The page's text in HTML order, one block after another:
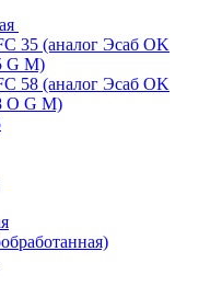
35 (аналог Эсаб OK
G M)
58 (аналог Эсаб OK
O G M)